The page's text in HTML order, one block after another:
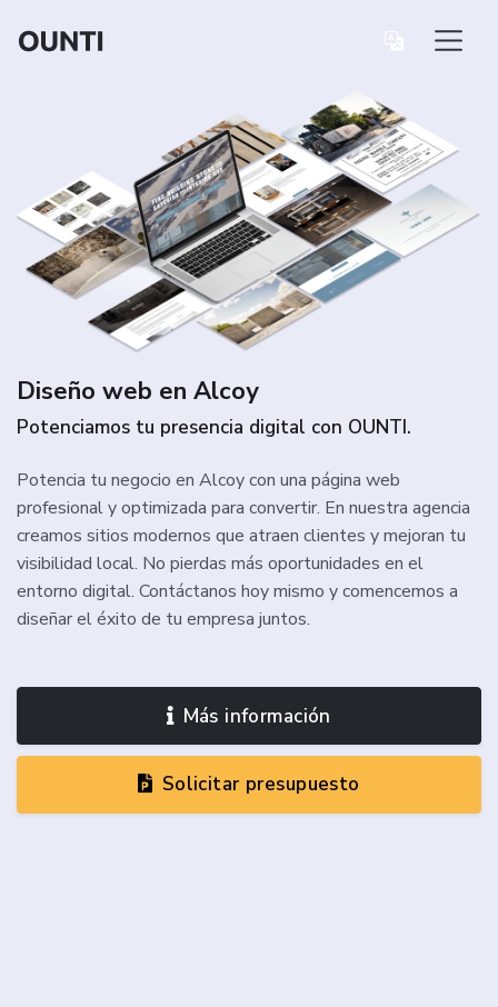
Diseño web en Alcoy
Potenciamos tu presencia digital con OUNTI.
Potencia tu negocio en Alcoy con una página web
profesional y optimizada para convertir. En nuestra agencia
creamos sitios modernos que atraen clientes y mejoran tu
visibilidad local. No pierdas más oportunidades en el
entorno digital. Contáctanos hoy mismo y comencemos a
diseñar el éxito de tu empresa juntos.
Más información
Solicitar presupuesto